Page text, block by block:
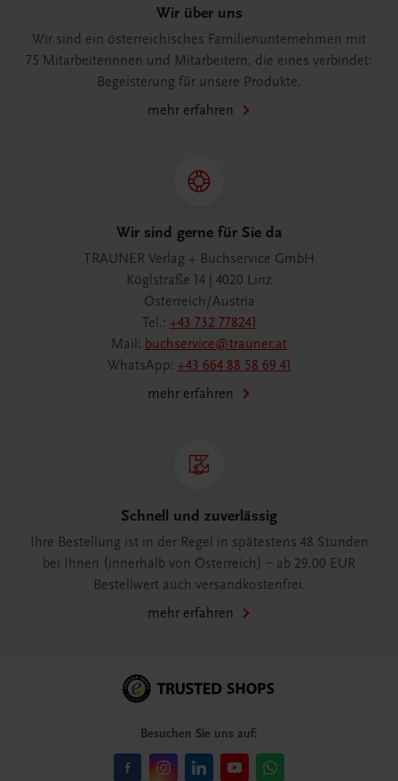
Wir über uns
Wir sind ein österreichisches Familienunternehmen mit
75 Mitarbeiterinnen und Mitarbeitern, die eines verbindet:
Begeisterung für unsere Produkte.
mehr erfahren
Wir sind gerne für Sie da
TRAUNER Verlag + Buchservice GmbH
Köglstraße 14 | 4020 Linz
Österreich/Austria
Tel.: +43 732 778241
Mail: buchservice@trauner.at
WhatsApp: +43 664 88 58 69 41
mehr erfahren
Schnell und zuverlässig
Ihre Bestellung ist in der Regel in spätestens 48 Stunden
bei Ihnen (innerhalb von Österreich) – ab 29,00 EUR
Bestellwert auch versandkostenfrei.
mehr erfahren
Besuchen Sie uns auf: